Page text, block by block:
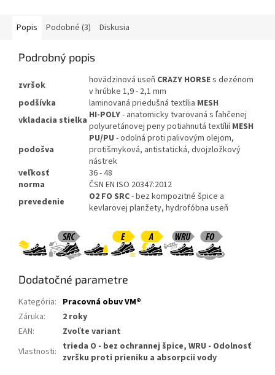
Popis Podobné (3) Diskusia
Podrobný popis
zvršok hovädzinová useň CRAZY HORSEs dezénom
v hrúbke 1,9 - 2,1 mm
podšívka
laminovaná priedušná textília MESH
vkladacia stielka HI-POLY- anatomicky tvarovaná s ľahčenej
polyuretánovej peny potiahnutá textíliíMESH
podošva
PU/PU - odolná proti palivovým olejom,
protišmyková, antistatická, dvojzložkový
nástrek
veľkosť
36 - 48
norma
ČSN EN ISO 20347:2012
prevedenie
O2 FO SRC- bez kompozitné špice a
kevlarovej planžety, hydrofóbna useň
Dodatočné parametre
Kategória: Pracovná obuv VM®
Záruka:
2 roky
EAN:
Zvoľte variant
Vlastnosti: trieda O - bez ochrannej špice, WRU - Odolnosť
zvršku proti prieniku a absorpcii vody